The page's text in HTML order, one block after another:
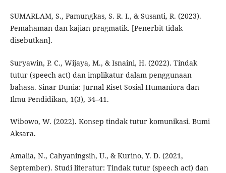
SUMARLAM, S., Pamungkas, S. R. I., & Susanti, R. (2023).
Pemahaman dan kajian pragmatik. [Penerbit tidak
disebutkan].
Suryawin, P. C., Wijaya, M., & Isnaini, H. (2022). Tindak
tutur (speech act) dan implikatur dalam penggunaan
bahasa. Sinar Dunia: Jurnal Riset Sosial Humaniora dan
Ilmu Pendidikan, 1(3), 34–41.
Wibowo, W. (2022). Konsep tindak tutur komunikasi. Bumi
Aksara.
Amalia, N., Cahyaningsih, U., & Kurino, Y. D. (2021,
September). Studi literatur: Tindak tutur (speech act) dan